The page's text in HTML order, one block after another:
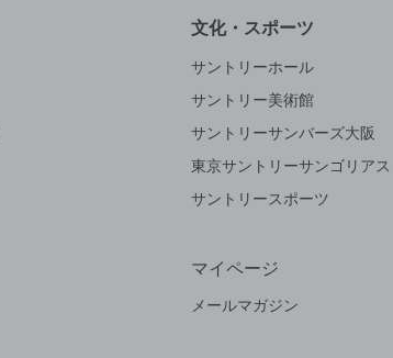
文化・スポーツ
サントリーホール
サントリー美術館
サントリーサンバーズ大阪
東京サントリーサンゴリアス
サントリースポーツ
マイページ
メールマガジン